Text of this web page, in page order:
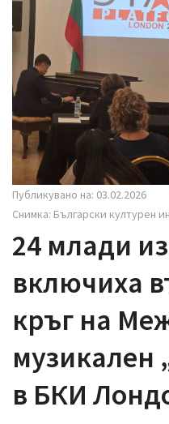
i
g
a
n
Публикувано на: 03.02.2026
Снимка: Български културен
24 млади
включиха
кръг на
музикален
в БКИ